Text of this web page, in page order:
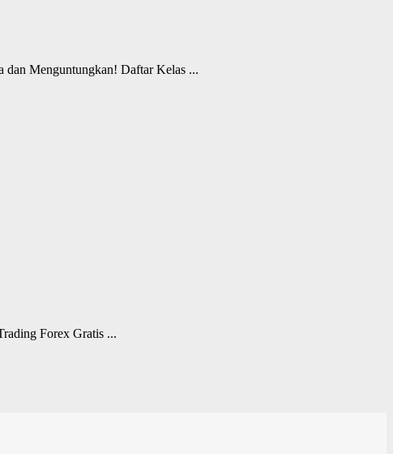
Menguntungkan! Daftar Kelas ...
Forex Gratis ...